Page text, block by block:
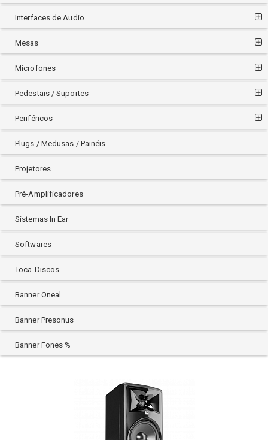
Interfaces de Audio
Mesas
Microfones
Pedestais / Suportes
Periféricos
Plugs / Medusas / Painéis
Projetores
Pré-Amplificadores
Sistemas In Ear
Softwares
Toca-Discos
Banner Oneal
Banner Presonus
Banner Fones %